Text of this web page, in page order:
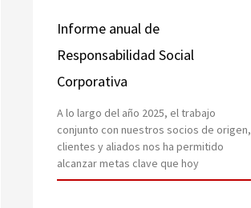
Informe anual de
Responsabilidad Social
Corporativa
A lo largo del año 2025, el trabajo
conjunto con nuestros socios de origen,
clientes y aliados nos ha permitido
alcanzar metas clave que hoy